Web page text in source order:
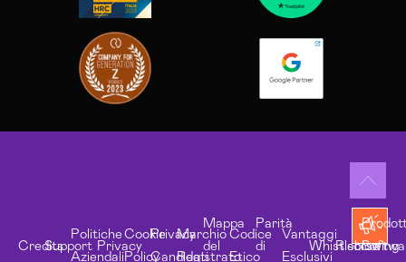
CreditsSupport
Politiche
Aziendali
Privacy
Cookie
Policy
Privacy
Candidati
Marchio
Registrato
Mappa
del
Codice
Etico
Parità
di
Vantaggi
Esclusivi
Whistleblowing
Risorse